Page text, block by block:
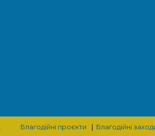
Благодійні проєкти Благодійні